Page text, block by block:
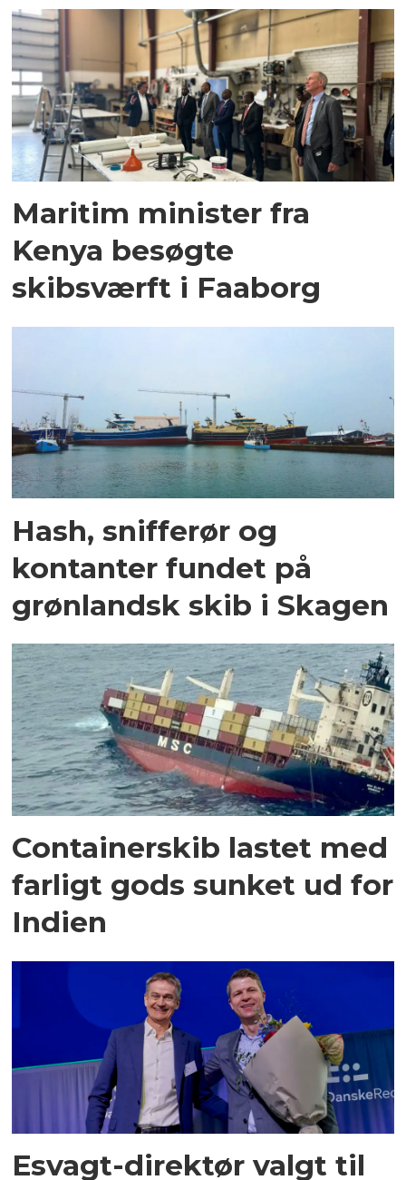
Maritim minister fra
Kenya besøgte
skibsværft i Faaborg
Hash, snifferør og
kontanter fundet på
grønlandsk skib i Skagen
Containerskib lastet med
farligt gods sunket ud for
Indien
Esvagt-direktør valgt til